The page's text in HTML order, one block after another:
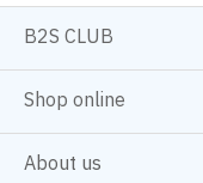
B2S CLUB
Shop online
About us